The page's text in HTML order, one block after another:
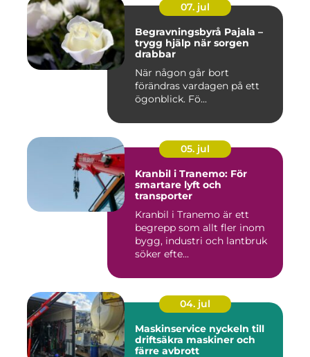
07. jul
Begravningsbyrå Pajala –
trygg hjälp när sorgen
drabbar
När någon går bort
förändras vardagen på ett
ögonblick. Fö...
05. jul
Kranbil i Tranemo: För
smartare lyft och
transporter
Kranbil i Tranemo är ett
begrepp som allt fler inom
bygg, industri och lantbruk
söker efte...
04. jul
Maskinservice nyckeln till
driftsäkra maskiner och
färre avbrott